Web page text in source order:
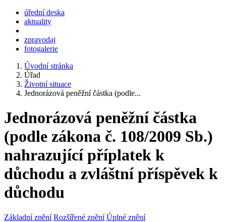
úřední deska
aktuality
zpravodaj
fotogalerie
Úvodní stránka
Úřad
Životní situace
Jednorázová peněžní částka (podle...
Jednorázová peněžní částka
(podle zákona č. 108/2009 Sb.)
nahrazující příplatek k
důchodu a zvláštní příspěvek k
důchodu
Základní znění Rozšířené znění Úplné znění